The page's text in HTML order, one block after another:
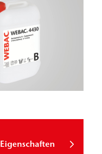
Eigenschaften